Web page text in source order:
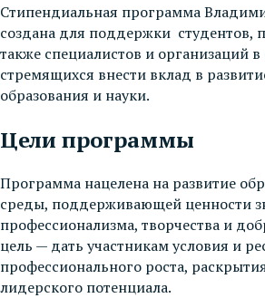
Стипендиальная программа
создана для поддержки студентов,
также специалистов и организаций
стремящихся внести вклад в
образования и науки.
Цели программы
Программа нацелена на развитие
среды, поддерживающей ценности
профессионализма, творчества и
цель — дать участникам условия и
профессионального роста,
лидерского потенциала.